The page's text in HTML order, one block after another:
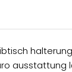
ausstattung